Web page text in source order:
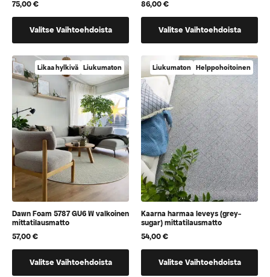
75,00€
Valitse Vaihtoehdoista
vaihtoehtoja,
jotka
voidaan
valita
tuotteen
sivulla
86,00€
Valitse Vaihtoehdoista
vaihtoehtoja,
jotka
voidaan
valita
tuotteen
sivulla
Likaa hylkivä Liukumaton
Dawn Foam 5787 GU6 W valkoinen
mittatilausmatto
57,00€
Valitse Vaihtoehdoista
tuotteella
Liukumaton Helppohoitoinen
Kaarna harmaa leveys (grey-
sugar) mittatilausmatto
54,00€
Valitse Vaihtoehdoista
tuotteella